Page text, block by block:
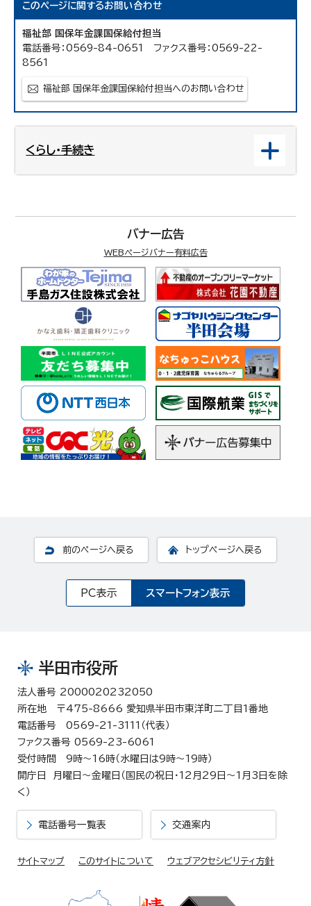
このページに関するお問い合わせ
福祉部 国保年金課国保給付担当
電話番号：0569-84-0651 ファクス番号：0569-22-
8561
福祉部 国保年金課国保給付担当へのお問い合わせ
くらし・手続き
バナー広告
WEBページバナー有料広告
前のページへ戻る トップページへ戻る
PC表示 スマートフォン表示
半田市役所
法人番号 2000020232050
所在地 〒475-8666 愛知県半田市東洋町二丁目1番地
電話番号 0569-21-3111（代表）
ファクス番号 0569-23-6061
受付時間 9時～16時（水曜日は9時～19時）
開庁日 月曜日～金曜日（国民の祝日・12月29日～1月3日を除
く）
電話番号一覧表 交通案内
サイトマップ このサイトについて ウェブアクセシビリティ方針